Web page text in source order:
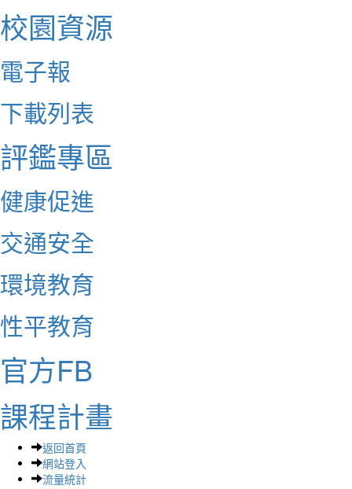
校園資源
電子報
下載列表
評鑑專區
健康促進
交通安全
環境教育
性平教育
官方FB
課程計畫
返回首頁
網站登入
流量統計